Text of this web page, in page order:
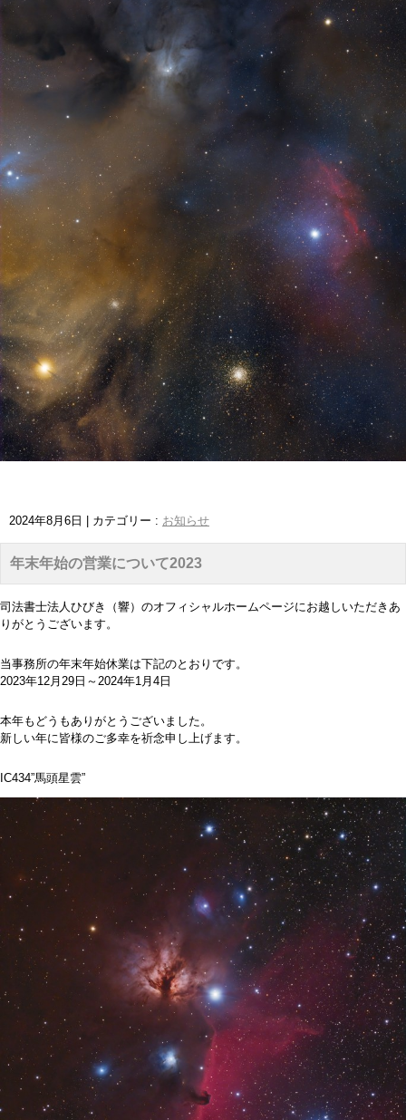
2024年8月6日 | カテゴリー : お知らせ
年末年始の営業について2023
司法書士法人ひびき（響）のオフィシャルホームページにお越しいただきあ
りがとうございます。
当事務所の年末年始休業は下記のとおりです。
2023年12月29日～2024年1月4日
本年もどうもありがとうございました。
新しい年に皆様のご多幸を祈念申し上げます。
IC434”馬頭星雲”